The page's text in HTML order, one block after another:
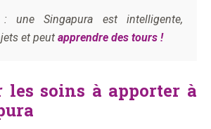
une Singapura est intelligente,
et peut apprendre des tours !
les soins à apporter à